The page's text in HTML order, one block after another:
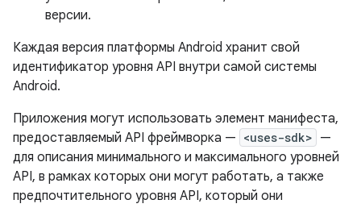
версии.
Каждая версия платформы Android хранит свой
идентификатор уровня API внутри самой системы
Android.
Приложения могут использовать элемент манифеста,
предоставляемый API фреймворка — <uses-sdk> —
для описания минимального и максимального уровней
API, в рамках которых они могут работать, а также
предпочтительного уровня API, который они